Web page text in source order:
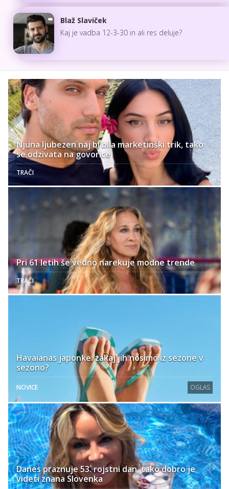
Blaž Slaviček
Kaj je vadba 12-3-30 in ali res deluje?
Njuna ljubezen naj bi bila marketinški trik, tako
se odzivata na govorice
TRAČI
Pri 61 letih še vedno narekuje modne trende
TRAČI
Havaianas japonke: zakaj jih nosimo iz sezone v
sezono?
NOVICE OGLAS
Danes praznuje 53. rojstni dan, tako dobro je
videti znana Slovenka